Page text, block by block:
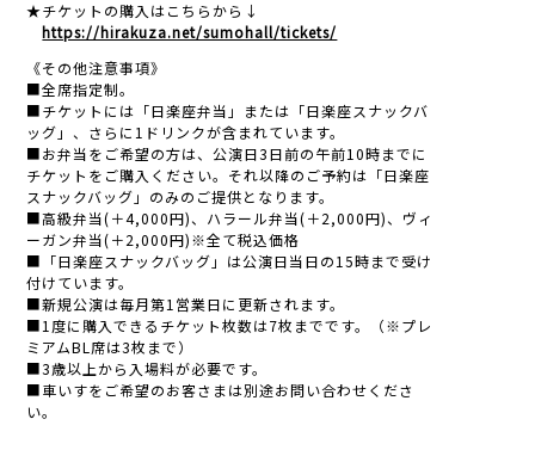
★チケットの購入はこちらから↓
https://hirakuza.net/sumohall/tickets/
《その他注意事項》
■全席指定制。
■チケットには「日楽座弁当」または「日楽座スナックバ
ッグ」、さらに1ドリンクが含まれています。
■お弁当をご希望の方は、公演日3日前の午前10時までに
チケットをご購入ください。それ以降のご予約は「日楽座
スナックバッグ」のみのご提供となります。
■高級弁当(＋4,000円)、ハラール弁当(＋2,000円)、ヴィ
ーガン弁当(＋2,000円)※全て税込価格
■「日楽座スナックバッグ」は公演日当日の15時まで受け
付けています。
■新規公演は毎月第1営業日に更新されます。
■1度に購入できるチケット枚数は7枚までです。（※プレ
ミアムBL席は3枚まで）
■3歳以上から入場料が必要です。
■車いすをご希望のお客さまは別途お問い合わせくださ
い。